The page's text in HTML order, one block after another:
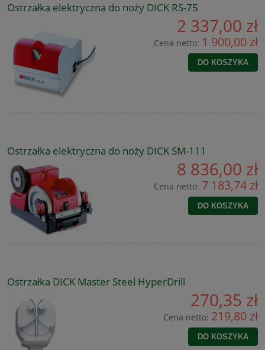
Ostrzałka elektryczna do noży DICK RS-75
2 337,00 zł
Cena netto: 1 900,00 zł
DO KOSZYKA
Ostrzałka elektryczna do noży DICK SM-111
8 836,00 zł
Cena netto: 7 183,74 zł
DO KOSZYKA
Ostrzałka DICK Master Steel HyperDrill
270,35 zł
Cena netto: 219,80 zł
DO KOSZYKA